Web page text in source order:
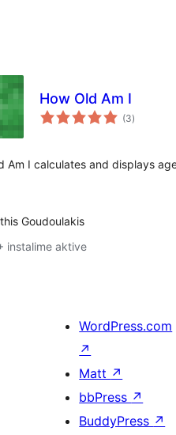
How Old Am I
(3vlerësime
gjithsej
)
Am I calculates and displays
Goudoulakis
instalime aktive
WordPress.com
↗
Matt ↗
bbPress ↗
BuddyPress ↗